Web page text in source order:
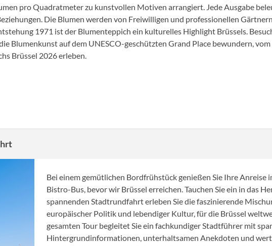
pro Quadratmeter zu kunstvollen Motiven arrangiert. Jede Ausgabe
Die Blumen werden von Freiwilligen und professionellen
1971 ist der Blumenteppich ein kulturelles Highlight Brüssels.
Blumenkunst auf dem UNESCO-geschützten Grand Place bewundern,
Brüssel 2026 erleben.
Bei einem gemütlichen Bordfrühstück genießen Sie Ihre Anreise
Bistro-Bus, bevor wir Brüssel erreichen. Tauchen Sie ein in das
spannenden Stadtrundfahrt erleben Sie die faszinierende
europäischer Politik und lebendiger Kultur, für die Brüssel
gesamten Tour begleitet Sie ein fachkundiger Stadtführer mit
Hintergrundinformationen, unterhaltsamen Anekdoten und